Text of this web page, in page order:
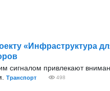
«Инфраструктура
сигналом привлекают
Транспорт 498